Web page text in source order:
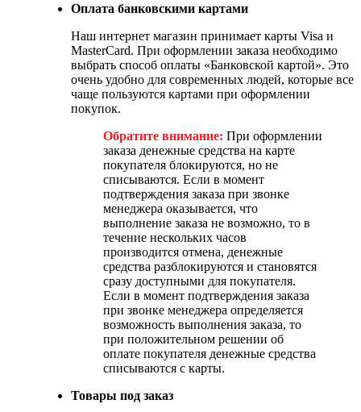
Оплата банковскими картами
Наш интернет магазин принимает карты Visa и
MasterCard. При оформлении заказа необходимо
выбрать способ оплаты «Банковской картой». Это
очень удобно для современных людей, которые все
чаще пользуются картами при оформлении
покупок.
Обратите внимание: При оформлении
заказа денежные средства на карте
покупателя блокируются, но не
списываются. Если в момент
подтверждения заказа при звонке
менеджера оказывается, что
выполнение заказа не возможно, то в
течение нескольких часов
производится отмена, денежные
средства разблокируются и становятся
сразу доступными для покупателя.
Если в момент подтверждения заказа
при звонке менеджера определяется
возможность выполнения заказа, то
при положительном решении об
оплате покупателя денежные средства
списываются с карты.
Товары под заказ